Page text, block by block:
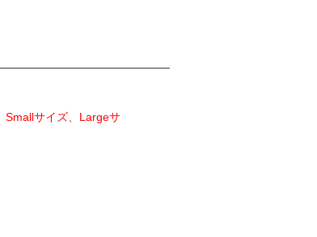
Smallサイズ、Largeサ